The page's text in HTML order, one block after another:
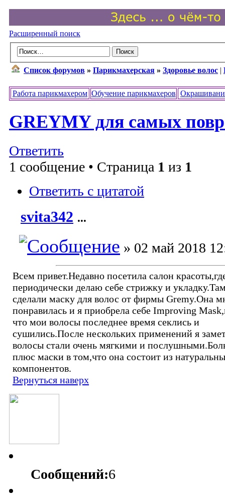
Расширенный поиск
Список форумов » Парикмахерская » Здоровье волос |
Работа парикмахером Обучение парикмахеров
GREYMY для самых
Ответить
1 сообщение • Страница 1 из 1
Ответить с цитатой
svita342 ...
» 02 май 2018
Всем привет.Недавно посетила салон
периодически делаю себе стрижку и
сделали маску для волос от фирмы Gremy.Она
понравилась и я приобрела себе Improving
что мои волосы последнее время секлись и
сушились.После нескольких применений я
волосы стали очень мягкими и
плюс маски в том,что она состоит из
компонентов.
Вернуться наверх
Сообщений:6